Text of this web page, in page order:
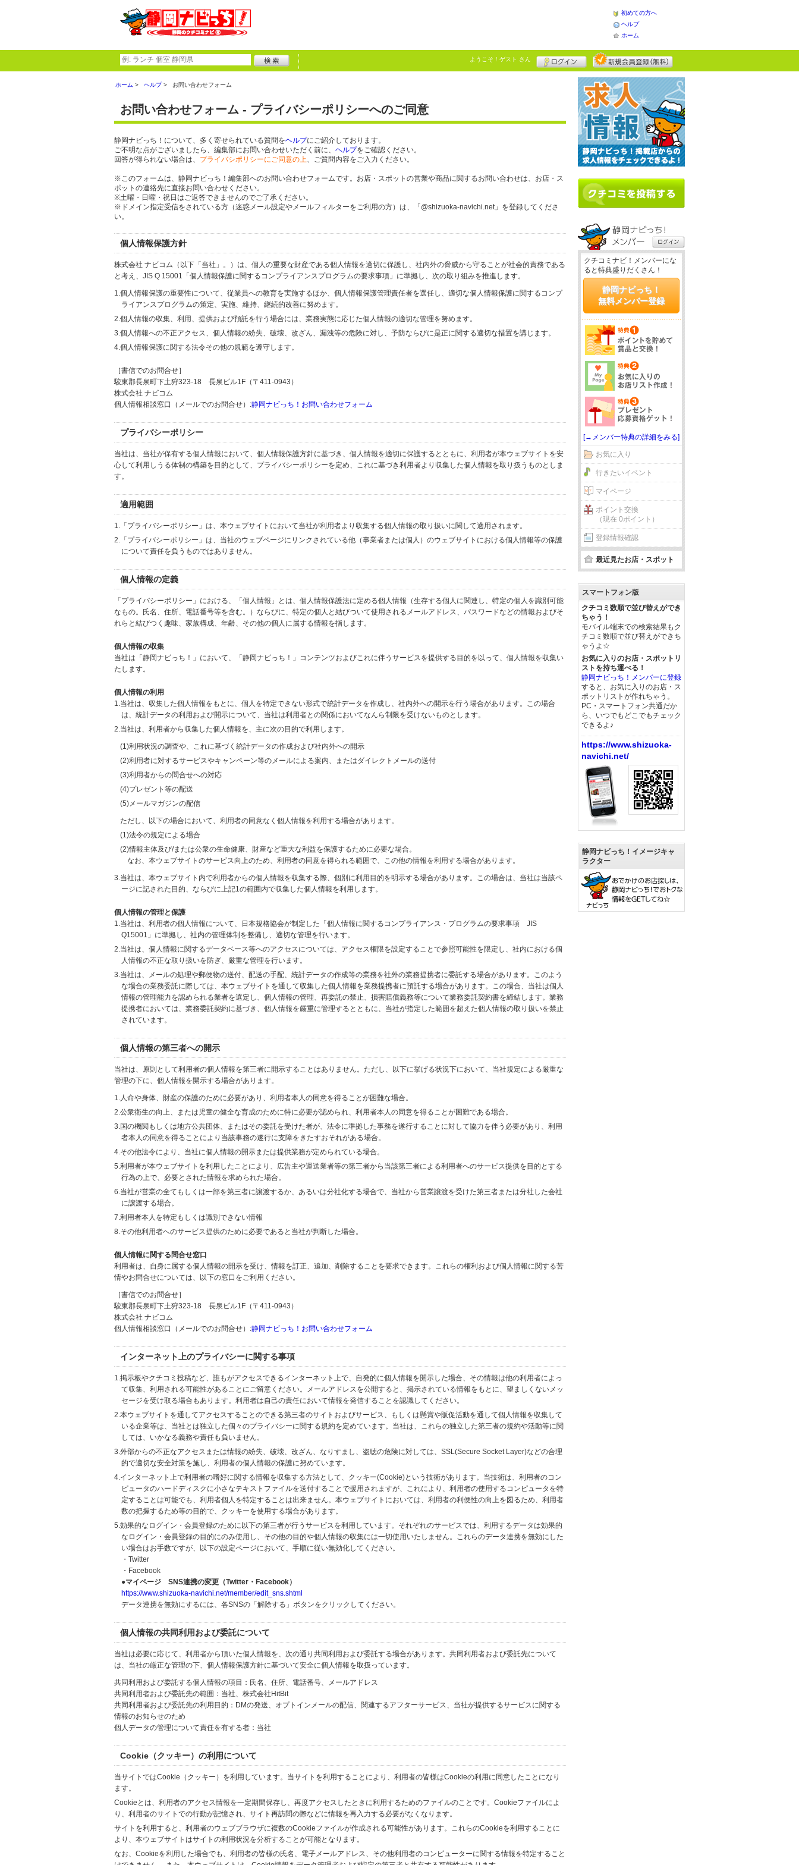
初めての方へ
ヘルプ
ホーム
ようこそ！ ゲスト さん
ホーム ヘルプ お問い合わせフォーム
お問い合わせフォーム - プライバシーポリシーへのご同意
静岡ナビっち！について、多く寄せられている質問をヘルプにご紹介しております。
ご不明な点がございましたら、編集部にお問い合わせいただく前に、 ヘルプをご確認ください。
回答が得られない場合は、 プライバシポリシーにご同意の上、ご質問内容をご入力ください。
※このフォームは、静岡ナビっち！編集部へのお問い合わせフォームです。お店・スポットの営業や商品に関するお問い合わせは、お店・ス
ポットの連絡先に直接お問い合わせください。
※土曜・日曜・祝日はご返答できませんのでご了承ください。
※ドメイン指定受信をされている方（迷惑メール設定やメールフィルターをご利用の方）は、「@shizuoka-navichi.net」を登録してくださ
い。
個人情報保護方針
株式会社 ナビコム（以下「当社」。）は、個人の重要な財産である個人情報を適切に保護し、社内外の脅威から守ることが社会的責務である
と考え、JIS Q 15001「個人情報保護に関するコンプライアンスプログラムの要求事項」に準拠し、次の取り組みを推進します。
1.個人情報保護の重要性について、従業員への教育を実施するほか、個人情報保護管理責任者を選任し、適切な個人情報保護に関するコンプ
ライアンスプログラムの策定、実施、維持、継続的改善に努めます。
2.個人情報の収集、利用、提供および預託を行う場合には、業務実態に応じた個人情報の適切な管理を努めます。
3.個人情報への不正アクセス、個人情報の紛失、破壊、改ざん、漏洩等の危険に対し、予防ならびに是正に関する適切な措置を講じます。
4.個人情報保護に関する法令その他の規範を遵守します。
［書信でのお問合せ］
駿東郡長泉町下土狩323-18 長泉ビル1F（〒411-0943）
株式会社 ナビコム
個人情報相談窓口（メールでのお問合せ）:静岡ナビっち！お問い合わせフォーム
プライバシーポリシー
当社は、当社が保有する個人情報において、個人情報保護方針に基づき、個人情報を適切に保護するとともに、利用者が本ウェブサイトを安
心して利用しうる体制の構築を目的として、プライバシーポリシーを定め、これに基づき利用者より収集した個人情報を取り扱うものとしま
す。
適用範囲
1.「プライバシーポリシー」は、本ウェブサイトにおいて当社が利用者より収集する個人情報の取り扱いに関して適用されます。
2.「プライバシーポリシー」は、当社のウェブページにリンクされている他（事業者または個人）のウェブサイトにおける個人情報等の保護
について責任を負うものではありません。
個人情報の定義
「プライバシーポリシー」における、「個人情報」とは、個人情報保護法に定める個人情報（生存する個人に関連し、特定の個人を識別可能
なもの。氏名、住所、電話番号等を含む。）ならびに、特定の個人と結びついて使用されるメールアドレス、パスワードなどの情報およびそ
れらと結びつく趣味、家族構成、年齢、その他の個人に属する情報を指します。
個人情報の収集
当社は「静岡ナビっち！」において、「静岡ナビっち！」コンテンツおよびこれに伴うサービスを提供する目的を以って、個人情報を収集い
たします。
個人情報の利用
1.当社は、収集した個人情報をもとに、個人を特定できない形式で統計データを作成し、社内外への開示を行う場合があります。この場合
は、統計データの利用および開示について、当社は利用者との関係においてなんら制限を受けないものとします。
2.当社は、利用者から収集した個人情報を、主に次の目的で利用します。
(1)利用状況の調査や、これに基づく統計データの作成および社内外への開示
(2)利用者に対するサービスやキャンペーン等のメールによる案内、またはダイレクトメールの送付
(3)利用者からの問合せへの対応
(4)プレゼント等の配送
(5)メールマガジンの配信
ただし、以下の場合において、利用者の同意なく個人情報を利用する場合があります。
(1)法令の規定による場合
(2)情報主体及び/または公衆の生命健康、財産など重大な利益を保護するために必要な場合。
なお、本ウェブサイトのサービス向上のため、利用者の同意を得られる範囲で、この他の情報を利用する場合があります。
3.当社は、本ウェブサイト内で利用者からの個人情報を収集する際、個別に利用目的を明示する場合があります。この場合は、当社は当該ペ
ージに記された目的、ならびに上記1の範囲内で収集した個人情報を利用します。
個人情報の管理と保護
1.当社は、利用者の個人情報について、日本規格協会が制定した「個人情報に関するコンプライアンス・プログラムの要求事項 JIS
Q15001」に準拠し、社内の管理体制を整備し、適切な管理を行います。
2.当社は、個人情報に関するデータベース等へのアクセスについては、アクセス権限を設定することで参照可能性を限定し、社内における個
人情報の不正な取り扱いを防ぎ、厳重な管理を行います。
3.当社は、メールの処理や郵便物の送付、配送の手配、統計データの作成等の業務を社外の業務提携者に委託する場合があります。このよう
な場合の業務委託に際しては、本ウェブサイトを通して収集した個人情報を業務提携者に預託する場合があります。この場合、当社は個人
情報の管理能力を認められる業者を選定し、個人情報の管理、再委託の禁止、損害賠償義務等について業務委託契約書を締結します。業務
提携者においては、業務委託契約に基づき、個人情報を厳重に管理するとともに、当社が指定した範囲を超えた個人情報の取り扱いを禁止
されています。
個人情報の第三者への開示
当社は、原則として利用者の個人情報を第三者に開示することはありません。ただし、以下に挙げる状況下において、当社規定による厳重な
管理の下に、個人情報を開示する場合があります。
1.人命や身体、財産の保護のために必要があり、利用者本人の同意を得ることが困難な場合。
2.公衆衛生の向上、または児童の健全な育成のために特に必要が認められ、利用者本人の同意を得ることが困難である場合。
3.国の機関もしくは地方公共団体、またはその委託を受けた者が、法令に準拠した事務を遂行することに対して協力を伴う必要があり、利用
者本人の同意を得ることにより当該事務の遂行に支障をきたすおそれがある場合。
4.その他法令により、当社に個人情報の開示または提供業務が定められている場合。
5.利用者が本ウェブサイトを利用したことにより、広告主や運送業者等の第三者から当該第三者による利用者へのサービス提供を目的とする
行為の上で、必要とされた情報を求められた場合。
6.当社が営業の全てもしくは一部を第三者に譲渡するか、あるいは分社化する場合で、当社から営業譲渡を受けた第三者または分社した会社
に譲渡する場合。
7.利用者本人を特定もしくは識別できない情報
8.その他利用者へのサービス提供のために必要であると当社が判断した場合。
個人情報に関する問合せ窓口
利用者は、自身に属する個人情報の開示を受け、情報を訂正、追加、削除することを要求できます。これらの権利および個人情報に関する苦
情やお問合せについては、以下の窓口をご利用ください。
［書信でのお問合せ］
駿東郡長泉町下土狩323-18 長泉ビル1F（〒411-0943）
株式会社 ナビコム
個人情報相談窓口（メールでのお問合せ）:静岡ナビっち！お問い合わせフォーム
インターネット上のプライバシーに関する事項
1.掲示板やクチコミ投稿など、誰もがアクセスできるインターネット上で、自発的に個人情報を開示した場合、その情報は他の利用者によっ
て収集、利用される可能性があることにご留意ください。メールアドレスを公開すると、掲示されている情報をもとに、望ましくないメッ
セージを受け取る場合もあります。利用者は自己の責任において情報を発信することを認識してください。
2.本ウェブサイトを通してアクセスすることのできる第三者のサイトおよびサービス、もしくは懸賞や販促活動を通して個人情報を収集して
いる企業等は、当社とは独立した個々のプライバシーに関する規約を定めています。当社は、これらの独立した第三者の規約や活動等に関
しては、いかなる義務や責任も負いません。
3.外部からの不正なアクセスまたは情報の紛失、破壊、改ざん、なりすまし、盗聴の危険に対しては、SSL(Secure Socket Layer)などの合理
的で適切な安全対策を施し、利用者の個人情報の保護に努めています。
4.インターネット上で利用者の嗜好に関する情報を収集する方法として、クッキー(Cookie)という技術があります。当技術は、利用者のコン
ピュータのハードディスクに小さなテキストファイルを送付することで援用されますが、これにより、利用者の使用するコンピュータを特
定することは可能でも、利用者個人を特定することは出来ません。本ウェブサイトにおいては、利用者の利便性の向上を図るため、利用者
数の把握するため等の目的で、クッキーを使用する場合があります。
5.効果的なログイン・会員登録のために以下の第三者が行うサービスを利用しています。それぞれのサービスでは、利用するデータは効果的
なログイン・会員登録の目的にのみ使用し、その他の目的や個人情報の収集には一切使用いたしません。これらのデータ連携を無効にした
い場合はお手数ですが、以下の設定ページにおいて、手順に従い無効化してください。
・Twitter
・Facebook
●マイページ SNS連携の変更（Twitter・Facebook）
https://www.shizuoka-navichi.net/member/edit_sns.shtml
データ連携を無効にするには、各SNSの「解除する」ボタンをクリックしてください。
個人情報の共同利用および委託について
当社は必要に応じて、利用者から頂いた個人情報を、次の通り共同利用および委託する場合があります。共同利用者および委託先について
は、当社の厳正な管理の下、個人情報保護方針に基づいて安全に個人情報を取扱っています。
共同利用および委託する個人情報の項目：氏名、住所、電話番号、メールアドレス
共同利用者および委託先の範囲：当社、株式会社HitBit
共同利用者および委託先の利用目的：DMの発送、オプトインメールの配信、関連するアフターサービス、当社が提供するサービスに関する
情報のお知らせのため
個人データの管理について責任を有する者：当社
Cookie（クッキー）の利用について
当サイトではCookie（クッキー）を利用しています。当サイトを利用することにより、利用者の皆様はCookieの利用に同意したことになり
ます。
Cookieとは、利用者のアクセス情報を一定期間保存し、再度アクセスしたときに利用するためのファイルのことです。Cookieファイルによ
り、利用者のサイトでの行動が記憶され、サイト再訪問の際などに情報を再入力する必要がなくなります。
サイトを利用すると、利用者のウェブブラウザに複数のCookieファイルが作成される可能性があります。これらのCookieを利用することに
より、本ウェブサイトはサイトの利用状況を分析することが可能となります。
なお、Cookieを利用した場合でも、利用者の皆様の氏名、電子メールアドレス、その他利用者のコンピューターに関する情報を特定すること
クチコミナビ！メンバーにな
ると特典盛りだくさん！
静岡ナビっち！
無料メンバー登録
[→メンバー特典の詳細をみる]
お気に入り
行きたいイベント
マイページ
ポイント交換
（現在 0ポイント）
登録情報確認
最近見たお店・スポット
スマートフォン版
クチコミ数順で並び替えができ
ちゃう！
モバイル端末での検索結果もク
チコミ数順で並び替えができち
ゃうよ☆
お気に入りのお店・スポットリ
ストを持ち運べる！
静岡ナビっち！メンバーに登録
すると、お気に入りのお店・ス
ポットリストが作れちゃう。
PC・スマートフォン共通だか
ら、いつでもどこでもチェック
できるよ♪
https://www.shizuoka-
navichi.net/
静岡ナビっち！イメージキャ
ラクター